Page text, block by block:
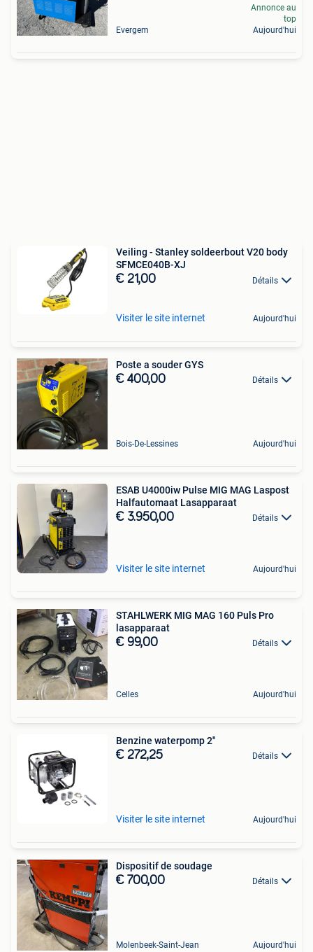
Evergem
Annonce au
top
Aujourd'hui
Veiling - Stanley soldeerbout V20 body
SFMCE040B-XJ
€ 21,00 Détails
Visiter le site internet Aujourd'hui
Poste a souder GYS
€ 400,00 Détails
Bois-De-Lessines Aujourd'hui
ESAB U4000iw Pulse MIG MAG Laspost
Halfautomaat Lasapparaat
€ 3.950,00 Détails
Visiter le site internet Aujourd'hui
STAHLWERK MIG MAG 160 Puls Pro
lasapparaat
€ 99,00 Détails
Celles Aujourd'hui
Benzine waterpomp 2''
€ 272,25 Détails
Visiter le site internet Aujourd'hui
Dispositif de soudage
€ 700,00 Détails
Molenbeek-Saint-Jean Aujourd'hui